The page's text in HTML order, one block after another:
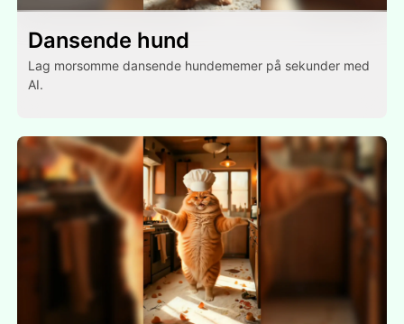
Dansende hund
Lag morsomme dansende hundememer på sekunder med
AI.